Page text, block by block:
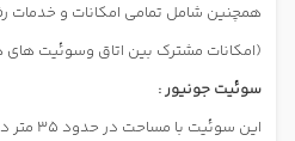
همچنین شامل تمامی امکانات و
(امکانات مشترک بین اتاق وسوئیت
سوئیت جونیور :